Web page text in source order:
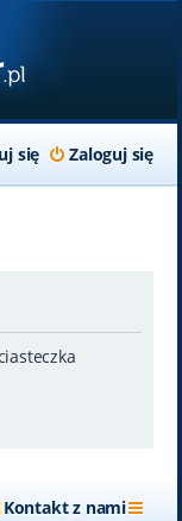
Zaloguj się
się
Kontakt z nami